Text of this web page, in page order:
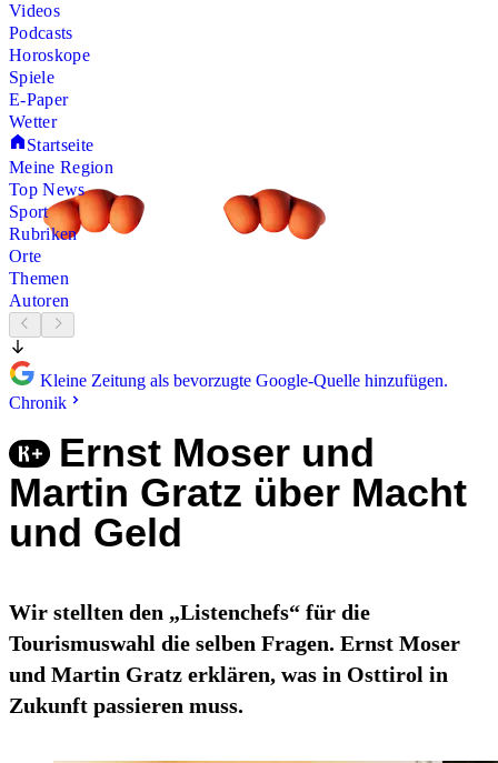
Videos
Podcasts
Horoskope
Spiele
E-Paper
Wetter
Startseite
Meine Region
Top News
Sport
Rubriken
Orte
Themen
Autoren
Kleine Zeitung als bevorzugte Google-Quelle hinzufügen.
Chronik
Ernst Moser und
Martin Gratz über Macht
und Geld
Wir stellten den „Listenchefs“ für die
Tourismuswahl die selben Fragen. Ernst Moser
und Martin Gratz erklären, was in Osttirol in
Zukunft passieren muss.